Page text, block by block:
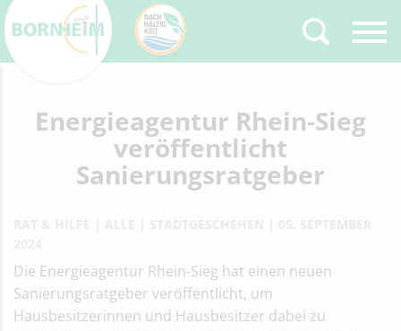
Zurück
Type 2 or more
characters for results.
Energieagentur Rhein-Sieg
veröffentlicht
Sanierungsratgeber
Die Energieagentur Rhein-Sieg hat einen neuen
Sanierungsratgeber veröffentlicht, um
Hausbesitzerinnen und Hausbesitzer dabei zu